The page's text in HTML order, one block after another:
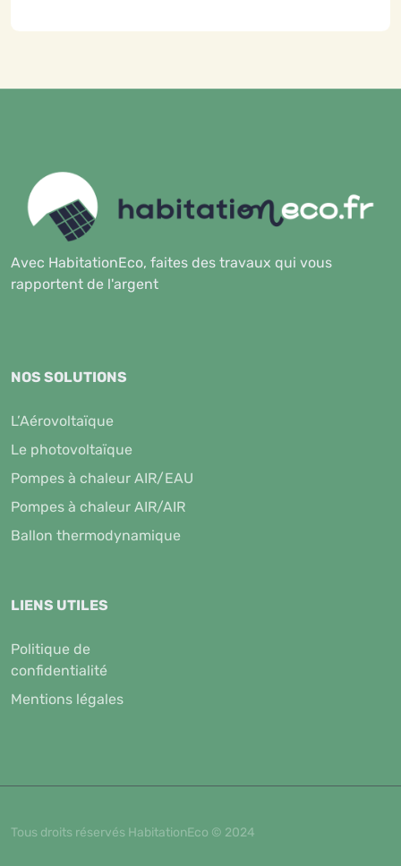
Avec HabitationEco, faites des travaux qui vous
rapportent de l'argent
NOS SOLUTIONS
L’Aérovoltaïque
Le photovoltaïque
Pompes à chaleur AIR/EAU
Pompes à chaleur AIR/AIR
Ballon thermodynamique
LIENS UTILES
Politique de
confidentialité
Mentions légales
Tous droits réservés HabitationEco © 2024